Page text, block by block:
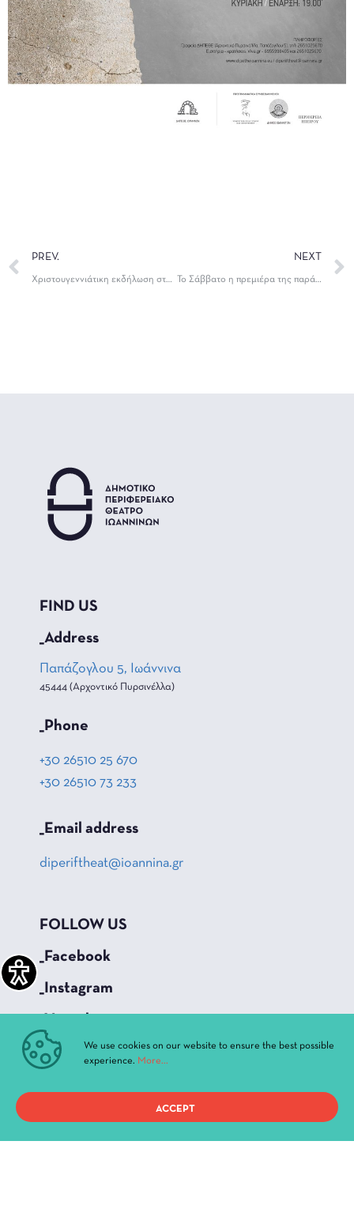
PREV.
Χριστουγεννιάτικη εκδήλωση στο Μέκκειο, από το ΔΗΠΕΘΕ Ιωαννίνων
NEXT
Το Σάββατο η πρεμιέρα της παράστασης «Νόρα» του Ερρίκου Ίψεν
FIND US
_Address
Παπάζογλου 5, Ιωάννινα
45444 (Αρχοντικό Πυρσινέλλα)
_Phone
+30 26510 25 670
+30 26510 73 233
_Email address
diperiftheat@ioannina.gr
FOLLOW US
_Facebook
_Instagram
QUICK ACCESS
Archive
News & Announcements
We use cookies on our website to ensure the best possible
experience. More...
ACCEPT